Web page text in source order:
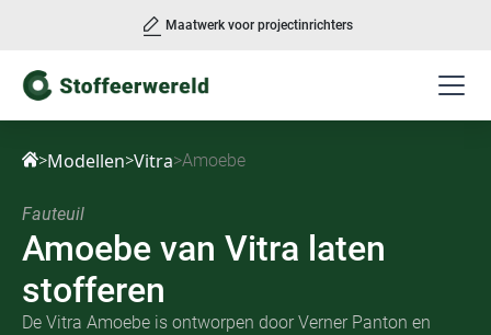
Maatwerk voor projectinrichters
>Modellen>Vitra>Amoebe
Fauteuil
Amoebe van Vitra laten
stofferen
De Vitra Amoebe is ontworpen door Verner Panton en